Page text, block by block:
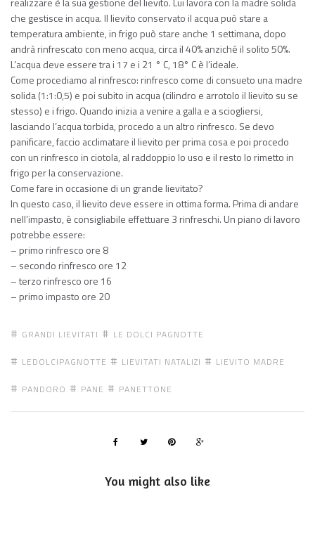
che gestisce in acqua. Il lievito conservato il acqua può stare a
temperatura ambiente, in frigo può stare anche 1 settimana, dopo
andrà rinfrescato con meno acqua, circa il 40% anziché il solito 50%.
L’acqua deve essere tra i 17 e i 21 ° C, 18° C è l’ideale.
Come procediamo al rinfresco: rinfresco come di consueto una madre
solida (1:1:0,5) e poi subito in acqua (cilindro e arrotolo il lievito su se
stesso) e i frigo. Quando inizia a venire a galla e a sciogliersi,
lasciando l’acqua torbida, procedo a un altro rinfresco. Se devo
panificare, faccio acclimatare il lievito per prima cosa e poi procedo
con un rinfresco in ciotola, al raddoppio lo uso e il resto lo rimetto in
frigo per la conservazione.
Come fare in occasione di un grande lievitato?
In questo caso, il lievito deve essere in ottima forma. Prima di andare
nell’impasto, è consigliabile effettuare 3 rinfreschi. Un piano di lavoro
potrebbe essere:
– primo rinfresco ore 8
– secondo rinfresco ore 12
– terzo rinfresco ore 16
– primo impasto ore 20
GRANDI LIEVITATI LE DOLCI PAGNOTTE
LEDOLCIPAGNOTTE LIEVITATI NATALIZI LIEVITO MADRE
PANDORO PANE PANETTONE
You might also like